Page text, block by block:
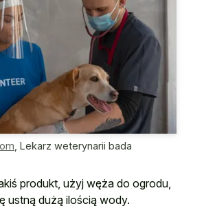
Lekarz weterynarii bada
produkt, użyj węża do ogrodu,
ustną dużą ilością wody.